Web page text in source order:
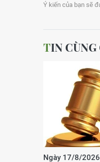
Ý kiến của bạn sẽ
TIN
Ngày 17/8/